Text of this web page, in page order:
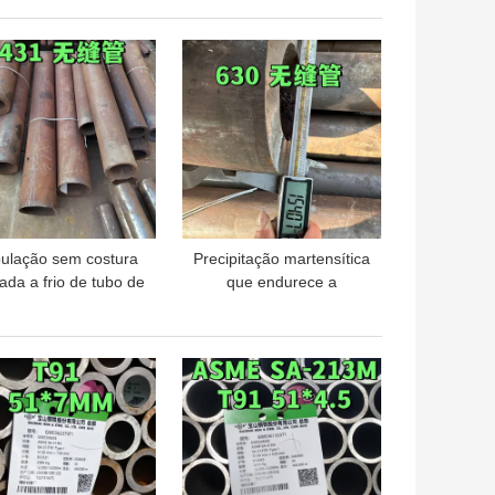
sem costura
a frio de tubo de
PREÇO
Precipitação martensítica
que endurece a
630
MELHOR PREÇO
PREÇO MELHOR PREÇO